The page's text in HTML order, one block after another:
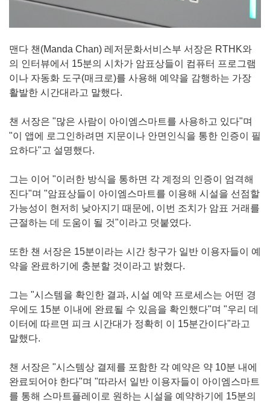
맨다 챈(Manda Chan) 레저문화서비스부 서장은 RTHK와
의 인터뷰에서 15분의 시차가 암표상들이 컴퓨터 프로그램
이나 자동화 도구(매크로)를 사용해 예약을 감행하는 가장
활발한 시간대라고 말했다.
챈 서장은 "많은 사람이 아이엠스마트를 사용하고 있다"며
"이 앱에 로그인하려면 지문이나 안면인식을 통한 인증이 필
요하다"고 설명했다.
그는 이어 "이러한 방식을 통하면 각 계정의 인증이 엄격해
진다"며 "암표상들이 아이엠스마트를 이용해 시설을 선점할
가능성이 현저히 낮아지기 때문에, 이번 조치가 암표 거래를
근절하는 데 도움이 될 것"이라고 덧붙였다.
또한 챈 서장은 15분이라는 시간 창구가 일반 이용자들이 예
약을 완료하기에 충분할 것이라고 밝혔다.
그는 "시스템을 확인한 결과, 시설 예약 프로세스는 어떤 경
우에도 15분 이내에 완료될 수 있음을 확인했다"며 "우리 데
이터에 따르면 피크 시간대가 정확히 이 15분간이다"라고
말했다.
챈 서장은 "시스템상 결제를 포함한 각 예약은 약 10분 내에
완료되어야 한다"며 "따라서 일반 이용자들이 아이엠스마트
를 통해 스마트플레이로 원하는 시설을 예약하기에 15분의